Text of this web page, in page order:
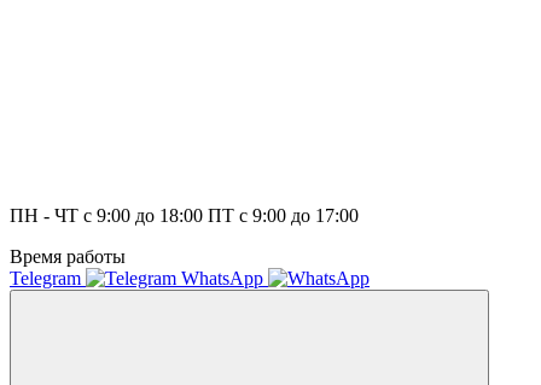
ПН - ЧТ с 9:00 до 18:00 ПТ с 9:00 до 17:00
Время работы
Telegram
WhatsApp